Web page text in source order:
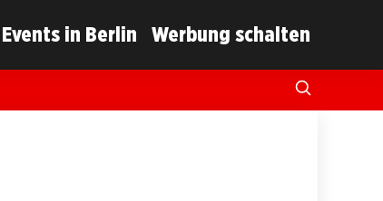
Events in Berlin Werbung schalten